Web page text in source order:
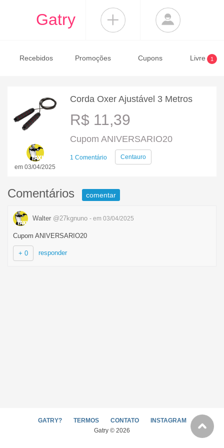
Gatry
Recebidos Promoções Cupons Livre 1
em 03/04/2025
Corda Oxer Ajustável 3 Metros
R$ 11,39
Cupom ANIVERSARIO20
1 Comentário Centauro
Comentários comentar
Walter @27kgnuno - em 03/04/2025
Cupom ANIVERSARIO20
+ 0 responder
GATRY? TERMOS CONTATO
INSTAGRAM
Gatry © 2026